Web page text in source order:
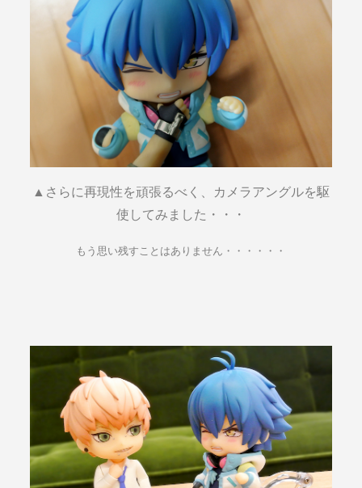
▲さらに再現性を頑張るべく、カメラアングルを駆
使してみました・・・
もう思い残すことはありません・・・・・・